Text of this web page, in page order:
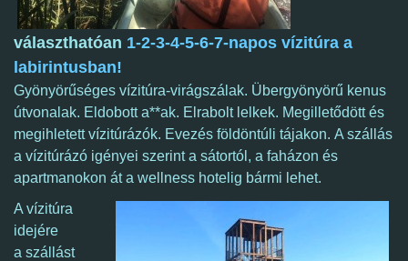
választhatóan 1-2-3-4-5-6-7-napos vízitúra a
labirintusban!
Gyönyörűséges vízitúra-virágszálak. Übergyönyörű kenus
útvonalak. Eldobott a**ak. Elrabolt lelkek. Megilletődött és
megihletett vízitúrázók. Evezés földöntúli tájakon. A szállás
a vízitúrázó igényei szerint a sátortól, a faházon és
apartmanokon át a wellness hotelig bármi lehet.
A vízitúra
idejére
a szállást